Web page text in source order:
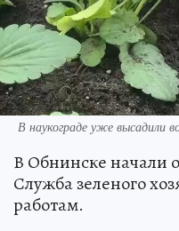
В наукограде уже высадили
В Обнинске начали
Служба зеленого
работам.